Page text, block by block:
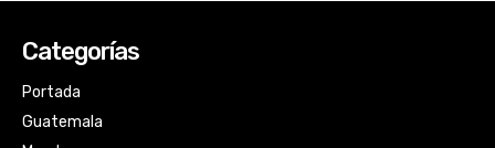
Categorías
Portada
Guatemala